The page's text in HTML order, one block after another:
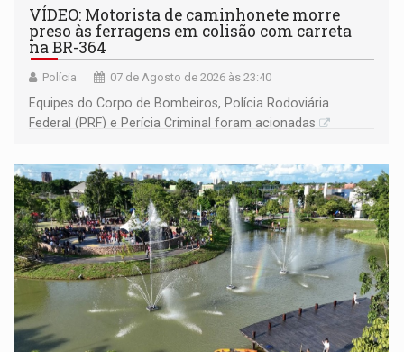
VÍDEO: Motorista de caminhonete morre
preso às ferragens em colisão com carreta
na BR-364
Polícia 07 de Agosto de 2026 às 23:40
Equipes do Corpo de Bombeiros, Polícia Rodoviária
Federal (PRF) e Perícia Criminal foram acionadas